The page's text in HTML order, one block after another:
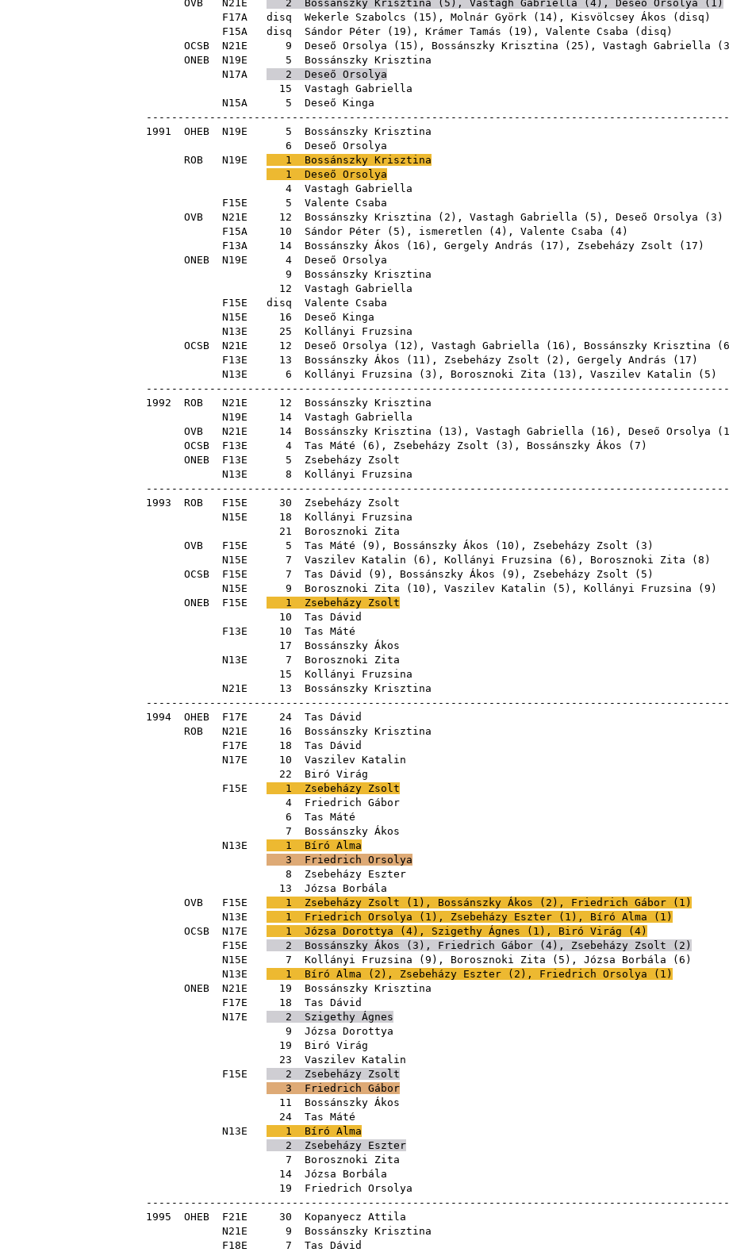
OVB N21E 2 Bossánszky Krisztina ( 5 ), Vastagh Gabriella ( 4 ), Deseő Orsolya ( 1 )
F17A disq Wekerle Szabolcs ( 15 ), Molnár Györk ( 14), Kisvölcsey Ákos ( disq
F15A disq Sándor Péter ( 19 ), Krámer Tamás ( 19 ), Valente Csaba ( disq
OCSB N21E 9 Deseő Orsolya ( 15 ), Bossánszky Krisztina ( 25 ), Vastagh Gabriella (
ONEB N19E 5
Bossánszky Krisztina
N17A
2
Deseő Orsolya
15
Vastagh Gabriella
N15A 5
Deseő Kinga
1991 OHEB N19E 5
Bossánszky Krisztina
6
Deseő Orsolya
ROB N19E 1
Bossánszky Krisztina
1
Deseő Orsolya
4
Vastagh Gabriella
F15E 5
Valente Csaba
OVB N21E 12 Bossánszky Krisztina ( 2 ), Vastagh Gabriella ( 5 ), Deseő Orsolya ( 3
F15A 10 Sándor Péter ( 5 ), ismeretlen ( 4), Valente Csaba ( 4
F13A 14 Bossánszky Ákos ( 16 ), Gergely András ( 17 ), Zsebeházy Zsolt ( 17
ONEB N19E 4
Deseő Orsolya
9
Bossánszky Krisztina
12
Vastagh Gabriella
F15E disq
Valente Csaba
N15E 16
Deseő Kinga
N13E 25
Kollányi Fruzsina
OCSB N21E 12 Deseő Orsolya ( 12 ), Vastagh Gabriella ( 16 ), Bossánszky Krisztina ( 6
F13E 13 Bossánszky Ákos ( 11 ), Zsebeházy Zsolt ( 2 ), Gergely András ( 17
N13E 6 Kollányi Fruzsina ( 3 ), Borosznoki Zita ( 13 ), Vaszilev Katalin ( 5
1992 ROB N21E 12
Bossánszky Krisztina
N19E 14
Vastagh Gabriella
OVB N21E 14 Bossánszky Krisztina ( 13 ), Vastagh Gabriella ( 16 ), Deseő Orsolya (
OCSB F13E 4 Tas Máté ( 6 ), Zsebeházy Zsolt ( 3 ), Bossánszky Ákos ( 7
ONEB F13E 5
Zsebeházy Zsolt
N13E 8
Kollányi Fruzsina
1993 ROB F15E 30
Zsebeházy Zsolt
N15E 18
Kollányi Fruzsina
21
Borosznoki Zita
OVB F15E 5 Tas Máté ( 9 ), Bossánszky Ákos ( 10 ), Zsebeházy Zsolt ( 3
N15E 7 Vaszilev Katalin ( 6 ), Kollányi Fruzsina ( 6 ), Borosznoki Zita ( 8
OCSB F15E 7 Tas Dávid ( 9 ), Bossánszky Ákos ( 9 ), Zsebeházy Zsolt ( 5
N15E 9 Borosznoki Zita ( 10 ), Vaszilev Katalin ( 5 ), Kollányi Fruzsina ( 9
ONEB F15E 1
Zsebeházy Zsolt
10
Tas Dávid
F13E 10
Tas Máté
17
Bossánszky Ákos
N13E 7
Borosznoki Zita
15
Kollányi Fruzsina
N21E 13
Bossánszky Krisztina
1994 OHEB F17E 24
Tas Dávid
ROB N21E 16
Bossánszky Krisztina
F17E 18
Tas Dávid
N17E 10
Vaszilev Katalin
22
Biró Virág
F15E
1
Zsebeházy Zsolt
4
Friedrich Gábor
6
Tas Máté
7
Bossánszky Ákos
N13E
1
Bíró Alma
3
Friedrich Orsolya
8
Zsebeházy Eszter
13
Józsa Borbála
OVB F15E 1 Zsebeházy Zsolt ( 1 ), Bossánszky Ákos ( 2 ), Friedrich Gábor ( 1 )
N13E
1 Friedrich Orsolya ( 1 ), Zsebeházy Eszter ( 1 ), Bíró Alma ( 1 )
OCSB N17E 1 Józsa Dorottya ( 4), Szigethy Ágnes ( 1 ), Biró Virág ( 4)
F15E
2 Bossánszky Ákos ( 3 ), Friedrich Gábor ( 4 ), Zsebeházy Zsolt ( 2 )
N15E 7 Kollányi Fruzsina ( 9 ), Borosznoki Zita ( 5 ), Józsa Borbála ( 6
N13E
1 Bíró Alma ( 2 ), Zsebeházy Eszter ( 2 ), Friedrich Orsolya ( 1 )
ONEB N21E 19
Bossánszky Krisztina
F17E 18
Tas Dávid
N17E
2
Szigethy Ágnes
9
Józsa Dorottya
19
Biró Virág
23
Vaszilev Katalin
F15E
2
Zsebeházy Zsolt
3
Friedrich Gábor
11
Bossánszky Ákos
24
Tas Máté
N13E
1
Bíró Alma
2
Zsebeházy Eszter
7
Borosznoki Zita
14
Józsa Borbála
19
Friedrich Orsolya
1995 OHEB F21E 30
Kopanyecz Attila
N21E 9
Bossánszky Krisztina
F18E 7
Tas Dávid